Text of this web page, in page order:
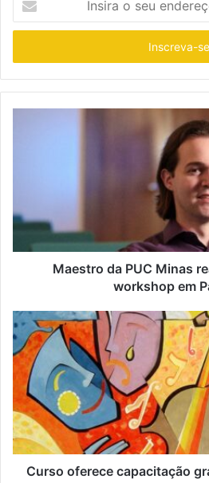
s
r
a
e
r
e
e
e
m
a
i
Maestro da PUC Minas
workshop em
Curso oferece capacitação